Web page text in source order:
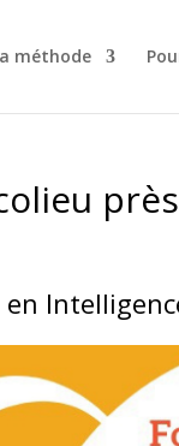
méthode